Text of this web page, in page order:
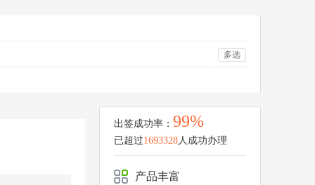
多选
出签成功率： 99%
已超过1693328人成功办理
产品丰富